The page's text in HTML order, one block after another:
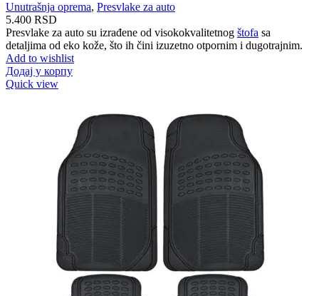
Unutrašnja oprema, Presvlake za auto
5.400 RSD
Presvlake za auto su izrađene od visokokvalitetnog štofa sa
detaljima od eko kože, što ih čini izuzetno otpornim i dugotrajnim.
Add to wishlist
Додај у корпу
Quick view